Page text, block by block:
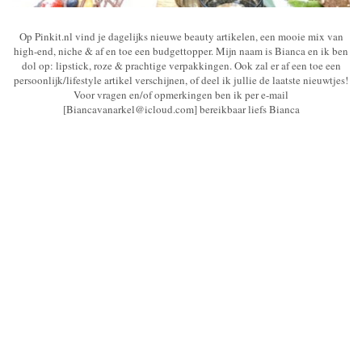
Op Pinkit.nl vind je dagelijks nieuwe beauty artikelen, een mooie mix van
high-end, niche & af en toe een budgettopper. Mijn naam is Bianca en ik ben
dol op: lipstick, roze & prachtige verpakkingen. Ook zal er af een toe een
persoonlijk/lifestyle artikel verschijnen, of deel ik jullie de laatste nieuwtjes!
Voor vragen en/of opmerkingen ben ik per e-mail
[Biancavanarkel@icloud.com] bereikbaar liefs Bianca